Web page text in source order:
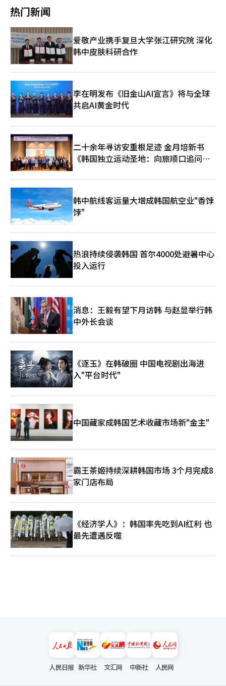
性。”她补充道：“在咨询时，很多时候会进行录音，以防万一出
现投诉或举报的情况。” 她还表示：“我努力与学生保持一定的
距离，在课堂上始终使用敬语，并教育他们不要过于亲近。”这种
亲密感可能会成为误解或争议的根源。 位于首尔江南的一位小学
教师白某表示：“教师不再被视为知道所有答案的存在。在数字环
境中，教师的权威本身正在发生变化。” 近年来，韩国社会中教
师死亡事件和教师权利侵害的争论屡见不鲜。特别是在2023年首
会，要求保护教师权利，但现场教师之间普遍反映“实质上没有感
受到变化”。 教师暴力问题也不再是罕见的案例。上个月，在忠
南的计龙，一名学生用凶器攻击教师的事件发生。随后，教师工会
对全国幼儿园、小学、中学、高中教师进行的“学生对教师暴力现
状调查”显示，67%的受访者表示经历过来自学生的身体威胁，
32%表示曾遭受实际暴力。 专家分析认为，尽管韩国社会仍在谈
论儒家文化中的“尊师重道”，但在实际场景中，教师所需的信任
和自主权并未得到充分保障。尽管继续要求学生生活指导和情感关
怀的责任，但支持这些的权威和保护却在减弱。 曾经象征着稳定
性和社会尊重的教师地位也在动摇。学龄人口减少、投诉负担和法
律风险的叠加使得教师的偏好度下降。根据入学考试行业的消息，
主要师范大学的2025学年度的录取线较去年有所下降。首尔师范
大学、春川师范大学、韩国师范大学、光州师范大学、清州师范大
学等五所师范大学的2025学年度的录取线为3.61等级，低于去年
的3.22等级。 小学教师的性别比例失衡问题仍在继续。根据首尔市
格者210人中，男性仅有30人，占14.3%。在所有幼儿园、小学和
特殊学校的合格者295人中，男性仅有32人（10.9%）。在48名幼
儿园教师合格者中，男性仅1人，而特殊学校幼儿园教师的7名合格
者全部为女性。 在这种性别比例失衡的情况下，男性教师感到工
作负担加重。 大田一位30多岁的男性教师连某表示：“由于男教
师较少，体力上困难的工作或应对困难情况自然会更多地落到男教
师身上，而说出辛苦也很难。” 教师们强调，教育现场所需的并
不仅仅是法律和制度，还有信任和共同体意识。 "教师们所期望的
并不是曾经‘连老师的影子也不敢踩’的权威。" 尹教师表
示：“我的孩子珍贵，其他孩子也同样珍贵；我不希望我的孩子受
到伤害，其他孩子也不希望受到伤害，这种基本的关怀和共同体意
识是必要的。” 她补充道：“关怀和让步并不是损失，而是扩展
孩子心灵的机会。”并表示：“教育并非仅靠法律和制度来完成。
当尊重和关怀填补其中时，教师、学生和家长都能更加舒适。”
又一个教师节来临。如今教师们所期望的，不是宏大的尊重或感谢
的歌曲，而是能够不畏缩地教导学生的教室。※ 本报道经人工智
期待新万金在机器人、氢能、人工智能等未来高端产业中发挥重要
席，金基永为国家图书馆委员会主席，白钟宇为国民生命安全委员
会副主席。※ 本报道经人工智能（AI）系统翻译与编辑。
环境和体育内容的消费比例，增强了画质和沉浸感。 2026年款电
视配备了“视觉AI助手（Vision AI Companion）”功能，能够实
时分析用户的观看环境和内容，优化屏幕显示。 还发布了提升体
育内容观看体验的“AI足球模式”。该功能通过实时分析比赛场
景，调整色彩和运动效果，增强观众的现场感和解说的传达力。
OLED电视新产品首次应用了下一代HDR标准“HDR10+高级”技
术。该技术基于AI实时优化亮度、色彩、对比度和运动等，提升内
容的沉浸感。 “无眩光”技术前置……针对地区消费环境的个性
化攻势 三星电子还展示了下一代显示技术“微RGB”电视。该电
视基于“微RGB AI引擎”，精确调整色彩和对比度，实现了比传
统电视更优秀的色彩表现和光学控制性能。 2026年款OLED电视
（S95H）采用了防烧屏技术和“浮动层（Float Layer）”设计，
增强了耐用性和高端设计的完成度。 同时强调了在自然光环境中
在像澳大利亚这样自然光比例高的居住环境中，改善白天观看体验
的效果显著。 还发布了游戏显示器新产品，包括无需眼镜即可实
现3D效果的“奥德赛3D”，以及6K、165Hz规格的“奥德赛
G8”和基于OLED的“奥德赛OLED G8”。 重视体验而非亮
度……三星强化地区个性化AI电视战略 业界分析认为，近期高端电
视市场竞争已从单纯的最大亮度或分辨率的“规格竞争”转向实际
生活环境中的感知质量和用户体验的差异化竞争。尤其在自然光强
烈的澳大利亚市场，减少屏幕反射的无眩光技术的重要性日益凸
显，同时由于流媒体和体育内容消费比例高，对高画质和沉浸式观
看体验的需求也在上升。 三星电子在此次活动中反映了地区消费
环境的差异，全面推出无眩光技术和基于AI的体育观看功能。AI足
球模式也将不局限于特定项目，而是适用于多种体育内容，预计将
作为体育观看体验差异化战略的一部分。 三星电子视频显示事业
部副总裁李赫恩表示：“三星电子正在基于AI技术创新画质和用户
体验，全面推进AI电视时代的到来。我们将通过差异化的AI屏幕体
验，持续提升用户中心的观看环境。”※ 本报道经人工智能（AI）
热门新闻
爱敬产业携手复旦大学张江研究院 深化
韩中皮肤科研合作
李在明发布《旧金山AI宣言》将与全球
共启AI黄金时代
二十余年寻访安重根足迹 金月培新书
《韩国独立运动圣地：向旅顺口追问历
韩中航线客运量大增成韩国航空业"香饽
饽"
热浪持续侵袭韩国 首尔4000处避暑中心
投入运行
消息：王毅有望下月访韩 与赵显举行韩
中外长会谈
《逐玉》在韩破圈 中国电视剧出海进
入"平台时代"
中国藏家成韩国艺术收藏市场新"金主"
霸王茶姬持续深耕韩国市场 3个月完成8
家门店布局
《经济学人》：韩国率先吃到AI红利 也
最先遭遇反噬
人民日报 新华社 文汇网 中新社 人民网